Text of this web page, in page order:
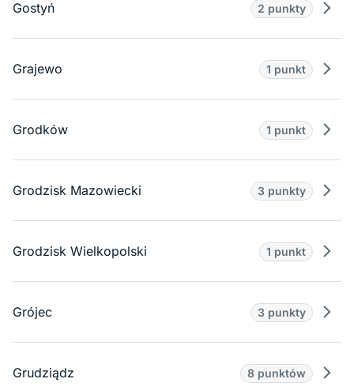
Gostyń 2 punkty
Grajewo 1 punkt
Grodków 1 punkt
Grodzisk Mazowiecki 3 punkty
Grodzisk Wielkopolski 1 punkt
Grójec 3 punkty
Grudziądz 8 punktów